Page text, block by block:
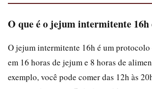
O que é o jejum intermitente 16h
O jejum intermitente 16h é um
em 16 horas de jejum e 8 horas de
exemplo, você pode comer das 12h às